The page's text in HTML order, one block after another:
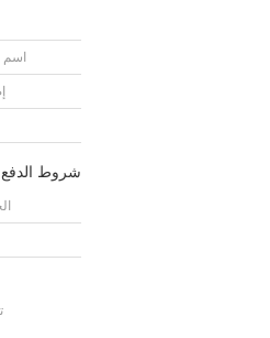
اسم
شروط